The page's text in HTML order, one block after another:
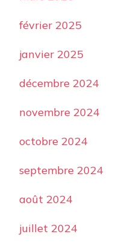
février 2025
janvier 2025
décembre 2024
novembre 2024
octobre 2024
septembre 2024
août 2024
juillet 2024